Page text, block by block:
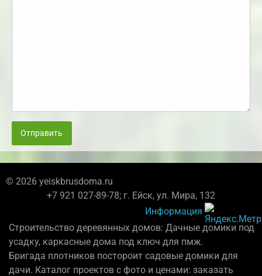
Отправить
© 2026 yeiskbrusdoma.ru
+7 921 027-89-78; г. Ейск, ул. Мира, 132
Информация
Строительство деревянных домов: Дачные домики под
усадку, каркасные дома под ключ для пмж.
Бригада плотников постороит садовые домики для
дачи. Каталог проектов с фото и ценами: заказать